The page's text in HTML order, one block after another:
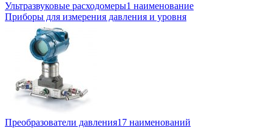
Ультразвуковые расходомеры1 наименование
Приборы для измерения давления и уровня
Преобразователи давления17 наименований